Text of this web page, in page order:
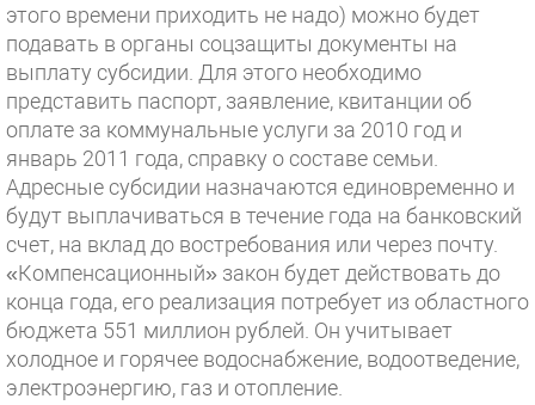
этого времени приходить не надо) можно будет
подавать в органы соцзащиты документы на
выплату субсидии. Для этого необходимо
представить паспорт, заявление, квитанции об
оплате за коммунальные услуги за 2010 год и
январь 2011 года, справку о составе семьи.
Адресные субсидии назначаются единовременно и
будут выплачиваться в течение года на банковский
счет, на вклад до востребования или через почту.
«Компенсационный» закон будет действовать до
конца года, его реализация потребует из областного
бюджета 551 миллион рублей. Он учитывает
холодное и горячее водоснабжение, водоотведение,
электроэнергию, газ и отопление.